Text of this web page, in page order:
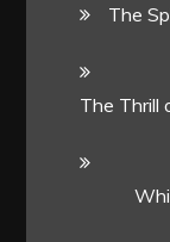
The
The Thrill